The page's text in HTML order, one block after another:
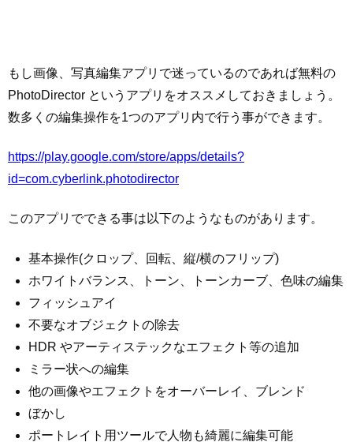
もし画像、写真編集アプリで迷っているのであれば無料の
PhotoDirector というアプリをオススメしておきましょう。
数多くの編集操作を1つのアプリ内で行う事ができます。
https://play.google.com/store/apps/details?
id=com.cyberlink.photodirector
このアプリでできる事は以下のようなものがあります。
基本操作(クロップ、回転、縦/横のフリップ)
ホワイトバランス、トーン、トーンカーブ、色味の編集
フィッシュアイ
不要なオブジェクトの除去
HDR やアーティステックなエフェクト等の追加
ミラー状への編集
他の画像やエフェクトをオーバーレイ、ブレンド
ぼかし
ポートレイト用ツールで人物も綺麗に編集可能